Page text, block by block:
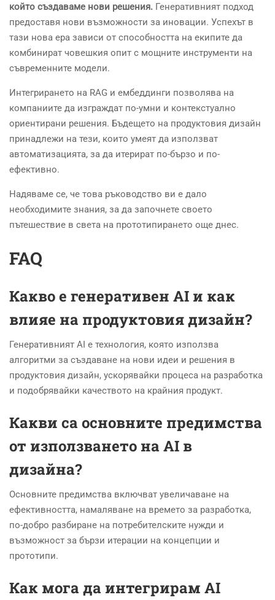
който създаваме нови решения. Генеративният подход
предоставя нови възможности за иновации. Успехът в
тази нова ера зависи от способността на екипите да
комбинират човешкия опит с мощните инструменти на
съвременните модели.
Интегрирането на RAG и ембеддинги позволява на
компаниите да изграждат по-умни и контекстуално
ориентирани решения. Бъдещето на продуктовия дизайн
принадлежи на тези, които умеят да използват
автоматизацията, за да итерират по-бързо и по-
ефективно.
Надяваме се, че това ръководство ви е дало
необходимите знания, за да започнете своето
пътешествие в света на прототипирането още днес.
FAQ
Какво е генеративен AI и как
влияе на продуктовия дизайн?
Генеративният AI е технология, която използва
алгоритми за създаване на нови идеи и решения в
продуктовия дизайн, ускорявайки процеса на разработка
и подобрявайки качеството на крайния продукт.
Какви са основните предимства
от използването на AI в
дизайна?
Основните предимства включват увеличаване на
ефективността, намаляване на времето за разработка,
по-добро разбиране на потребителските нужди и
възможност за бързи итерации на концепции и
прототипи.
Как мога да интегрирам AI